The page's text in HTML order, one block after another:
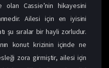
Cassie’nin hikayesini
Ailesi için en iyisini
şu sıralar bir hayli zorludur.
konut krizinin içinde ne
zora girmiştir, ailesi için